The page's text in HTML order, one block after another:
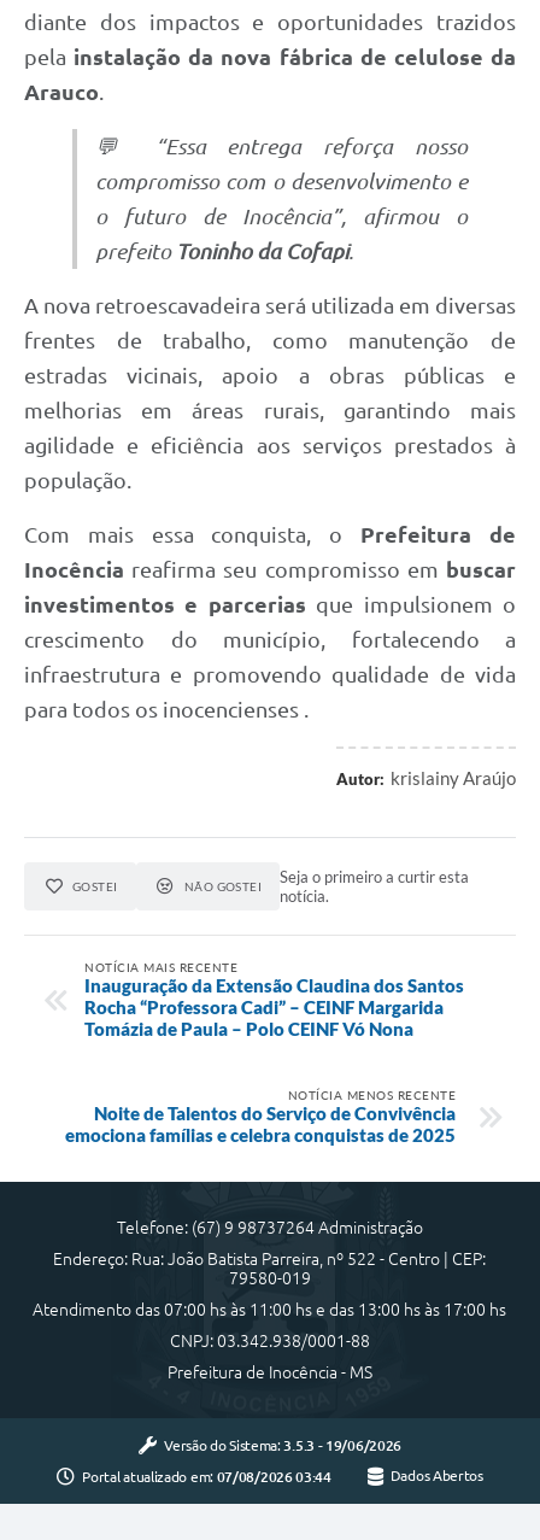
diante dos impactos e oportunidades trazidos
pela instalação da nova fábrica de celulose da
Arauco
💬 “Essa entrega reforça nosso
compromisso com o desenvolvimento e
o futuro de Inocência”, afirmou o
prefeito Toninho da Cofapi.
A nova retroescavadeira será utilizada em diversas
frentes de trabalho, como manutenção de
estradas vicinais, apoio a obras públicas e
melhorias em áreas rurais, garantindo mais
agilidade e eficiência aos serviços prestados à
população.
Com mais essa conquista, o Prefeitura de
Inocência reafirma seu compromisso em buscar
investimentos e parcerias que impulsionem o
crescimento do município, fortalecendo a
infraestrutura e promovendo qualidade de vida
para todos os inocencienses .
Autor: krislainy Araújo
GOSTEI NÃO GOSTEI
Seja o primeiro a curtir esta
notícia.
NOTÍCIA MAIS RECENTE
Inauguração da Extensão Claudina dos Santos
Rocha “Professora Cadi” – CEINF Margarida
Tomázia de Paula – Polo CEINF Vó Nona
NOTÍCIA MENOS RECENTE
Noite de Talentos do Serviço de Convivência
emociona famílias e celebra conquistas de 2025
Telefone: (67) 9 98737264 Administração
Endereço: Rua: João Batista Parreira, nº 522 - Centro | CEP:
79580-019
Atendimento das 07:00 hs às 11:00 hs e das 13:00 hs às 17:00 hs
CNPJ: 03.342.938/0001-88
Prefeitura de Inocência - MS
Versão do Sistema: 3.5.3 - 19/06/2026
Portal atualizado em: 07/08/2026 03:44 Dados Abertos